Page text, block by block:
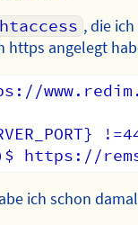
, die
https angelegt
ich schon